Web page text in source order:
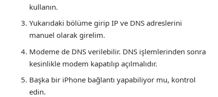
kullanın.
Yukarıdaki bölüme girip IP ve DNS adreslerini
manuel olarak girelim.
Modeme de DNS verilebilir. DNS işlemlerinden sonra
kesinlikle modem kapatılıp açılmalıdır.
Başka bir iPhone bağlantı yapabiliyor mu, kontrol
edin.